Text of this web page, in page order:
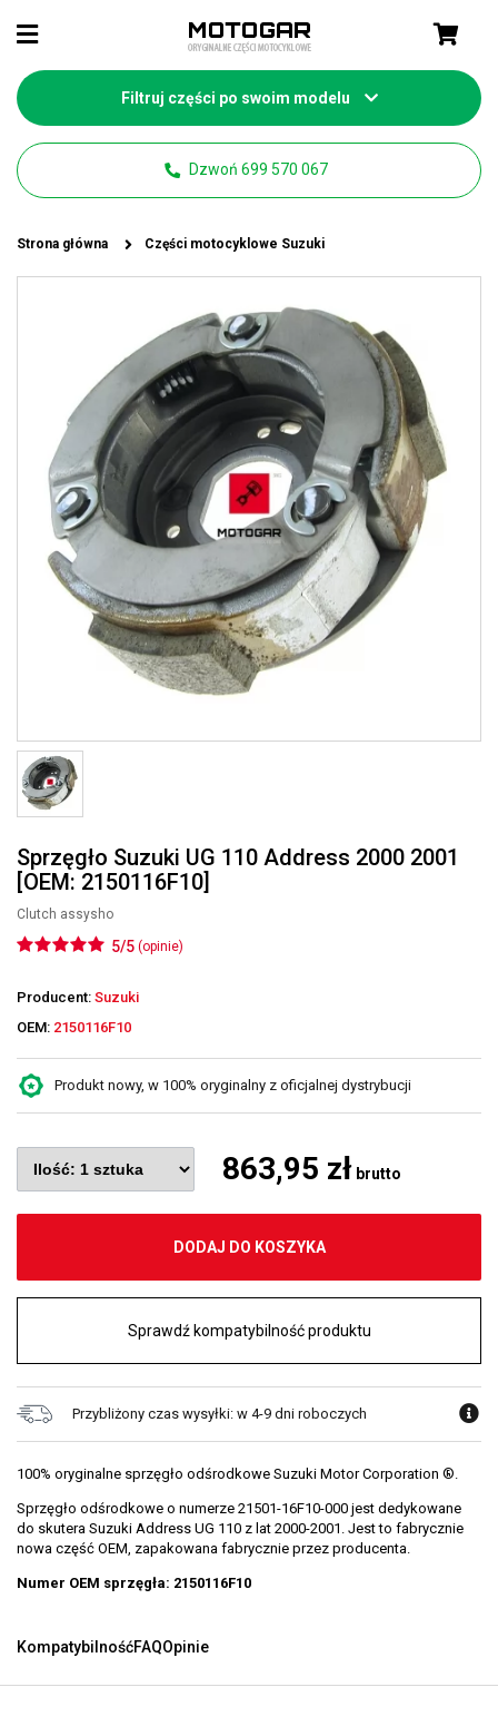
Filtruj części po swoim modelu
Dzwoń 699 570 067
Strona główna Części motocyklowe Suzuki
Sprzęgło Suzuki UG 110 Address 2000 2001
[OEM: 2150116F10]
Clutch assysho
5/5 (opinie)
Producent: Suzuki
OEM: 2150116F10
Produkt nowy, w 100% oryginalny z oficjalnej dystrybucji
863,95 zł brutto
DODAJ DO KOSZYKA
Sprawdź kompatybilność produktu
Przybliżony czas wysyłki: w 4-9 dni roboczych
100% oryginalne sprzęgło odśrodkowe Suzuki Motor Corporation ®.
Sprzęgło odśrodkowe o numerze 21501-16F10-000 jest dedykowane
do skutera Suzuki Address UG 110 z lat 2000-2001. Jest to fabrycznie
nowa część OEM, zapakowana fabrycznie przez producenta.
Numer OEM sprzęgła: 2150116F10
KompatybilnośćFAQOpinie